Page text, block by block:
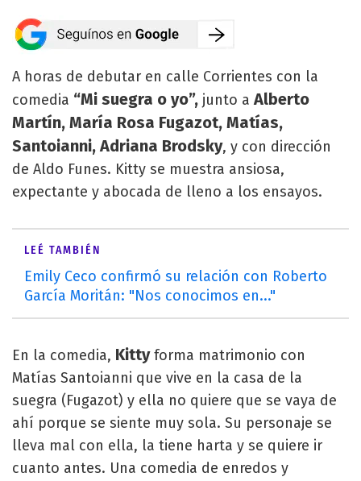
A horas de debutar en calle Corrientes con la
comedia “Mi suegra o yo”, junto aAlberto
Martín, María Rosa Fugazot, Matías,
Santoianni, Adriana Brodsky, y con dirección
de Aldo Funes. Kitty se muestra ansiosa,
expectante y abocada de lleno a los ensayos.
LEÉ TAMBIÉN
Emily Ceco confirmó su relación con Roberto
García Moritán: "Nos conocimos en..."
En la comedia, Kittyforma matrimonio con
Matías Santoianni que vive en la casa de la
suegra (Fugazot) y ella no quiere que se vaya de
ahí porque se siente muy sola. Su personaje se
lleva mal con ella, la tiene harta y se quiere ir
cuanto antes. Una comedia de enredos y